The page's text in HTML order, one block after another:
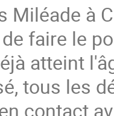
Miléade à
faire le
atteint
tous les
contact